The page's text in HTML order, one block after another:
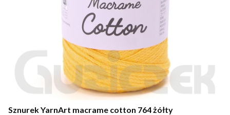
Sznurek YarnArt macrame cotton 764 żółty